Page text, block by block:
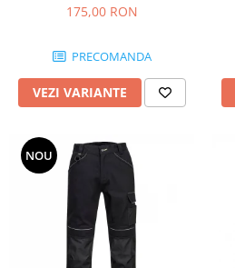
Protecția urechilor
pistoale silicon
Ciocane , clesti si foarfeci
Debitare gresie / faianta si geamuri
Echipamente atelier
Fierastraie si topoare
Gletiere , spacluri si cuttere
175,00 RON
PRECOMANDA
VEZI VARIANTE
NOU